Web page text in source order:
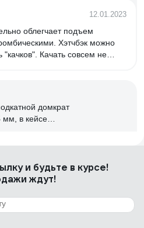
12.01.2023
облегчает подъем
Хэтчбэк можно
"качков". Качать совсем не
У меня не
домкрат
мм, в кейсе
заедает.и будьте в курсе!
ждут!